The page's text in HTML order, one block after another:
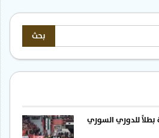
بطلاً للدوري السوري